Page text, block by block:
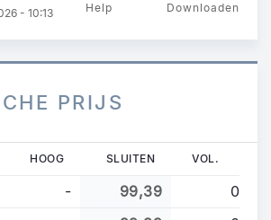
- 10:13 Help Downloaden
PRIJS
HOOG SLUITEN VOL.
- 99,39
0